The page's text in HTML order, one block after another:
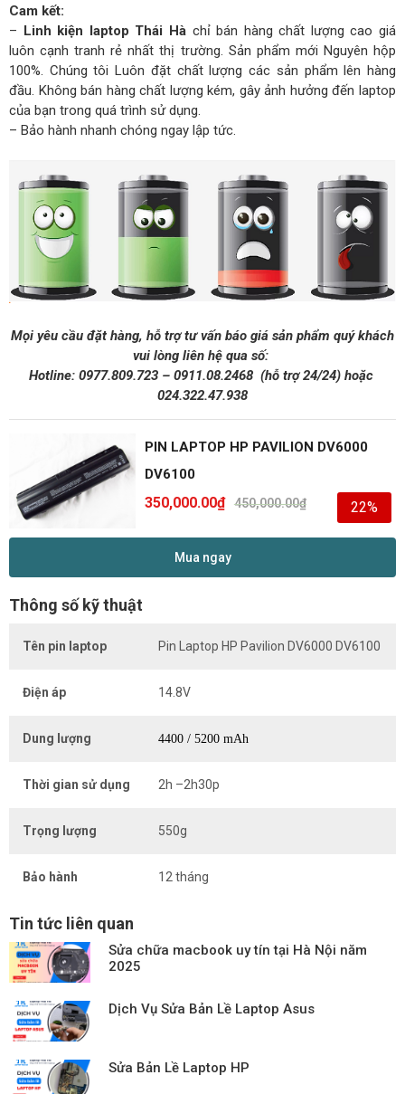
Cam kết:
– Linh kiện laptop Thái Hàchỉ bán hàng chất lượng cao giá
luôn cạnh tranh rẻ nhất thị trường. Sản phẩm mới Nguyên hộp
100%. Chúng tôi Luôn đặt chất lượng các sản phẩm lên hàng
đầu. Không bán hàng chất lượng kém, gây ảnh hưởng đến laptop
của bạn trong quá trình sử dụng.
– Bảo hành nhanh chóng ngay lập tức.
Mọi yêu cầu đặt hàng, hỗ trợ tư vấn báo giá sản phẩm quý khách
vui lòng liên hệ qua số:
Hotline: 0977.809.723– 0911.08.2468 (hỗ trợ 24/24)hoặc
024.322.47.938
PIN LAPTOP HP PAVILION DV6000
DV6100
450,000.00₫
350,000.00₫ 22%
Mua ngay
Thông số kỹ thuật
Tên pin laptop Pin Laptop HP Pavilion DV6000 DV6100
Điện áp 14.8V
Dung lượng 4400 / 5200 mAh
Thời gian sử dụng 2h –2h30p
Trọng lượng 550g
Bảo hành 12 tháng
Tin tức liên quan
Sửa chữa macbook uy tín tại Hà Nội năm
2025
Dịch Vụ Sửa Bản Lề Laptop Asus
Sửa Bản Lề Laptop HP